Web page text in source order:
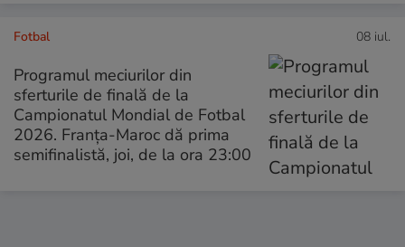
Fotbal 08 iul.
Programul meciurilor din
sferturile de finală de la
Campionatul Mondial de Fotbal
2026. Franța-Maroc dă prima
semifinalistă, joi, de la ora 23:00